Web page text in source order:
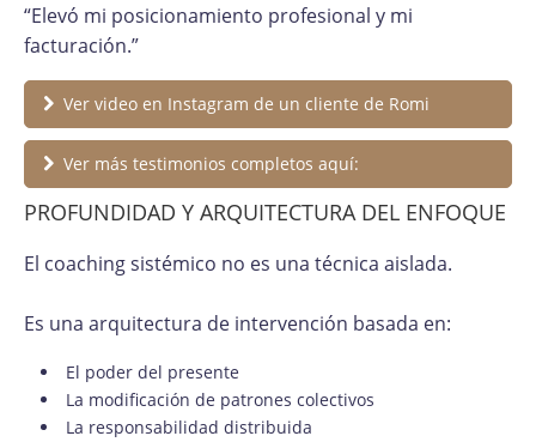
“Elevó mi posicionamiento profesional y mi
facturación.”
Ver video en Instagram de un cliente de Romi
Ver más testimonios completos aquí:
PROFUNDIDAD Y ARQUITECTURA DEL ENFOQUE
El coaching sistémico no es una técnica aislada.
Es una arquitectura de intervención basada en:
El poder del presente
La modificación de patrones colectivos
La responsabilidad distribuida